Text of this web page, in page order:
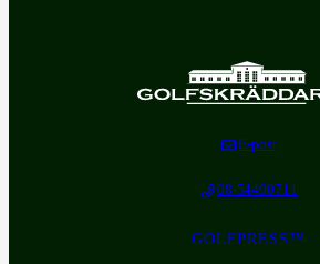
E-post
08-54490711
GOLFPRESS™